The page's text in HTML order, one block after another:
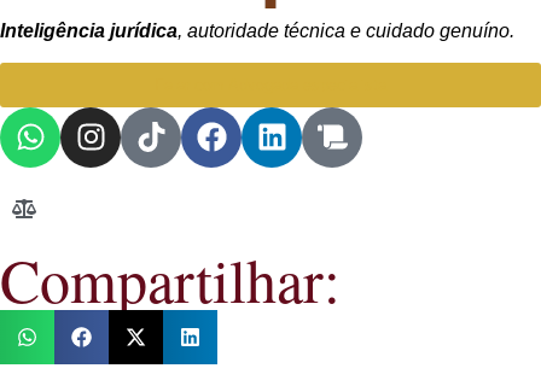
Inteligência jurídica, autoridade técnica e cuidado genuíno.
Compartilhar: